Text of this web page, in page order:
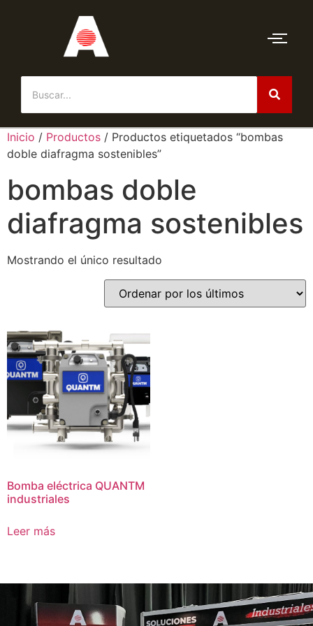
Inicio / Productos / Productos etiquetados “bombas
doble diafragma sostenibles”
bombas doble
diafragma sostenibles
Mostrando el único resultado
Bomba eléctrica QUANTM
industriales
Leer más